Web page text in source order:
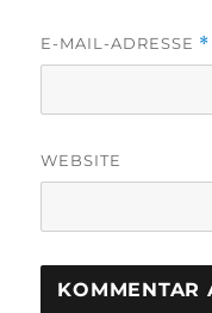
E-MAIL-ADRESSE *
WEBSITE